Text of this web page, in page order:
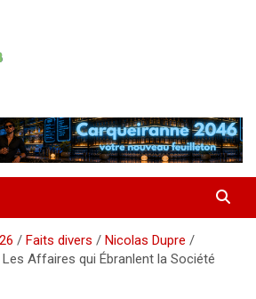
26 Faits divers
Nicolas Dupre
Affaires qui Ébranlent la Société